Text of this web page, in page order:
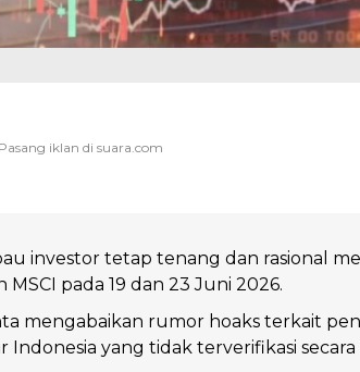
investor tetap tenang dan rasional
pada 19 dan 23 Juni 2026.
mengabaikan rumor hoaks terkait
Indonesia yang tidak terverifikasi secara